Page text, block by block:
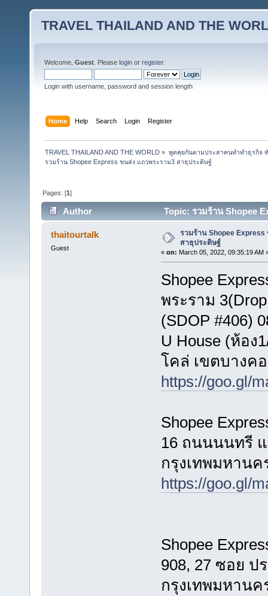
TRAVEL THAILAND AND THE
Welcome, Guest . Please login or register.
Login with username, password and session length
Home Help Search Login Register
TRAVEL THAILAND AND THE WORLD » พูดคุยกันตามประสาคนทำทำธุรกิจ ทั
รวมร้าน Shopee Express ขนส่ง แถวพระราม3 สาธุประดิษฐ์
Pages: [1]
Author Topic: รวมร้าน Shopee
thaitourtalk
Guest
รวมร้าน Shopee
สาธุประดิษฐ์
« on: March 05, 2022, 09:35:19 AM
Shopee
พระราม
(SDOP #406)
U House (ห้อง
โคล่ เขตบางค
https://goo.gl/
Shopee
16 ถนนนนทรี
กรุงเทพมหานค
https://goo.gl/
Shopee
908, 27 ซอย ป
กรุงเทพมหานค